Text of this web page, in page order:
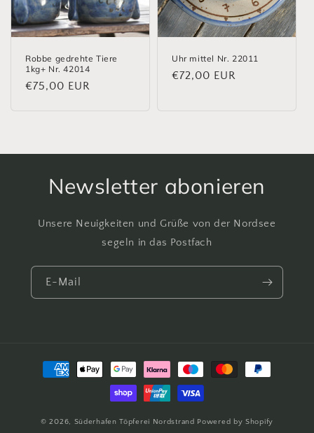
Robbe gedrehte Tiere
1kg+ Nr. 42014
Normaler
€75,00 EUR
Uhr mittel Nr. 22011
Normaler
€72,00 EUR
Newsletter abonieren
Unsere Neuigkeiten und Grüße von der Nordsee
segeln in das Postfach
E-Mail
Zahlungsmethoden
© 2026, Süderhafen Töpferei Nordstrand Powered by Shopify